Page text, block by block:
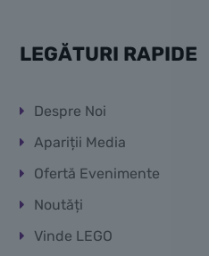
LEGĂTURI RAPIDE
Despre Noi
Apariții Media
Ofertă Evenimente
Noutăți
Vinde LEGO